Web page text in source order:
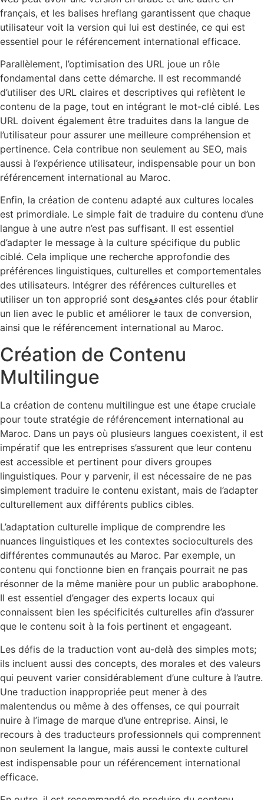
français, et les balises hreflang garantissent que chaque
utilisateur voit la version qui lui est destinée, ce qui est
essentiel pour le référencement international efficace.
Parallèlement, l’optimisation des URL joue un rôle
fondamental dans cette démarche. Il est recommandé
d’utiliser des URL claires et descriptives qui reflètent le
contenu de la page, tout en intégrant le mot-clé ciblé. Les
URL doivent également être traduites dans la langue de
l’utilisateur pour assurer une meilleure compréhension et
pertinence. Cela contribue non seulement au SEO, mais
aussi à l’expérience utilisateur, indispensable pour un bon
référencement international au Maroc.
Enfin, la création de contenu adapté aux cultures locales
est primordiale. Le simple fait de traduire du contenu d’une
langue à une autre n’est pas suffisant. Il est essentiel
d’adapter le message à la culture spécifique du public
ciblé. Cela implique une recherche approfondie des
préférences linguistiques, culturelles et comportementales
des utilisateurs. Intégrer des références culturelles et
utiliser un ton approprié sont desفعantes clés pour établir
un lien avec le public et améliorer le taux de conversion,
ainsi que le référencement international au Maroc.
Création de Contenu
Multilingue
La création de contenu multilingue est une étape cruciale
pour toute stratégie de référencement international au
Maroc. Dans un pays où plusieurs langues coexistent, il est
impératif que les entreprises s’assurent que leur contenu
est accessible et pertinent pour divers groupes
linguistiques. Pour y parvenir, il est nécessaire de ne pas
simplement traduire le contenu existant, mais de l’adapter
culturellement aux différents publics cibles.
L’adaptation culturelle implique de comprendre les
nuances linguistiques et les contextes socioculturels des
différentes communautés au Maroc. Par exemple, un
contenu qui fonctionne bien en français pourrait ne pas
résonner de la même manière pour un public arabophone.
Il est essentiel d’engager des experts locaux qui
connaissent bien les spécificités culturelles afin d’assurer
que le contenu soit à la fois pertinent et engageant.
Les défis de la traduction vont au-delà des simples mots;
ils incluent aussi des concepts, des morales et des valeurs
qui peuvent varier considérablement d’une culture à l’autre.
Une traduction inappropriée peut mener à des
malentendus ou même à des offenses, ce qui pourrait
nuire à l’image de marque d’une entreprise. Ainsi, le
recours à des traducteurs professionnels qui comprennent
non seulement la langue, mais aussi le contexte culturel
est indispensable pour un référencement international
efficace.